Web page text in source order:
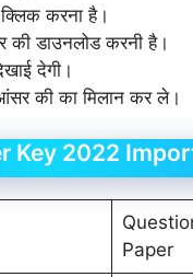
करना है।
की डाउनलोड करनी है।
देगी।
की का मिलान कर ले।
Key 2022
Paper